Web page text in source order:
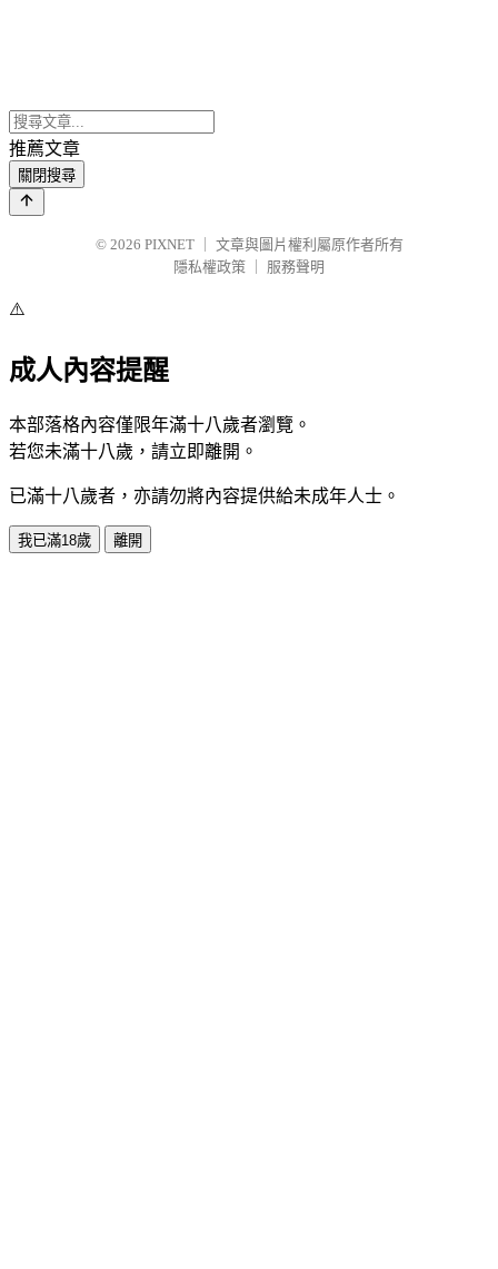
推薦文章
關閉搜尋
© 2026 PIXNET
文章與圖片權利屬原作者所有
隱私權政策
服務聲明
⚠️
成人內容提醒
本部落格內容僅限年滿十八歲者瀏覽。
若您未滿十八歲，請立即離開。
已滿十八歲者，亦請勿將內容提供給未成年人士。
我已滿18歲 離開